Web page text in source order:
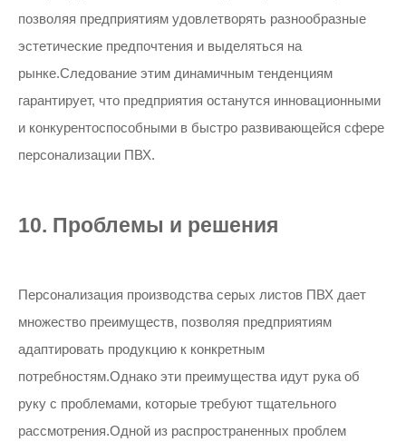
позволяя предприятиям удовлетворять разнообразные
эстетические предпочтения и выделяться на
рынке.Следование этим динамичным тенденциям
гарантирует, что предприятия останутся инновационными
и конкурентоспособными в быстро развивающейся сфере
персонализации ПВХ.
10. Проблемы и решения
Персонализация производства серых листов ПВХ дает
множество преимуществ, позволяя предприятиям
адаптировать продукцию к конкретным
потребностям.Однако эти преимущества идут рука об
руку с проблемами, которые требуют тщательного
рассмотрения.Одной из распространенных проблем